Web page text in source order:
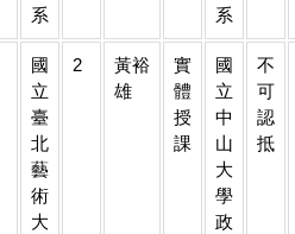
系
系
國
立
臺
北
藝
術
大
2
黃裕
雄
實
體
授
課
國
立
中
山
大
學
政
不
可
認
抵